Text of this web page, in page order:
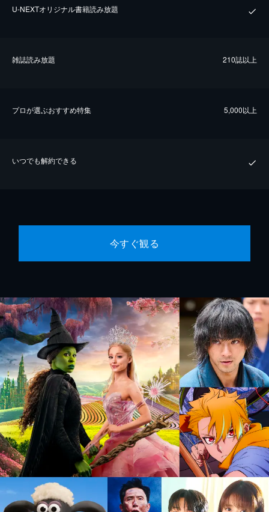
U-NEXTオリジナル書籍読み放題
雑誌読み放題 210誌以上
プロが選ぶおすすめ特集 5,000以上
いつでも解約できる
今すぐ観る